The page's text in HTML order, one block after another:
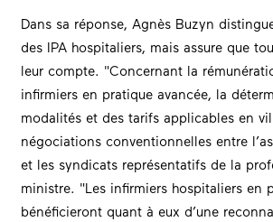
Dans sa réponse, Agnès Buzyn
des IPA hospitaliers, mais assure que
leur compte.
Concernant la
infirmiers en pratique avancée, la
modalités et des tarifs applicables en
négociations conventionnelles entre
et les syndicats représentatifs de la
ministre.
Les infirmiers hospitaliers en
bénéficieront quant à eux d’une